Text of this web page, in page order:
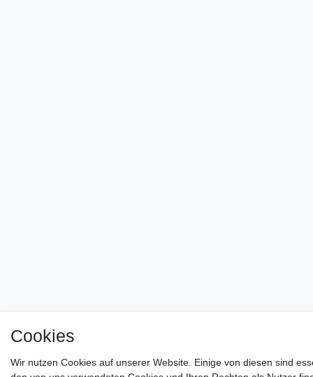
Cookies
Wir nutzen Cookies auf unserer Website. Einige von diesen sind